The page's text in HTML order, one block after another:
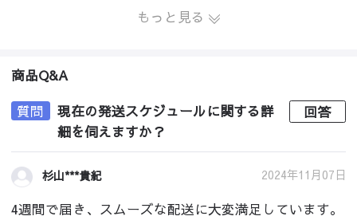
もっと見る
商品Q&A
質問
現在の発送スケジュールに関する詳
細を伺えますか？
回答
杉山***貴紀 2024年11月07日
4週間で届き、スムーズな配送に大変満足しています。